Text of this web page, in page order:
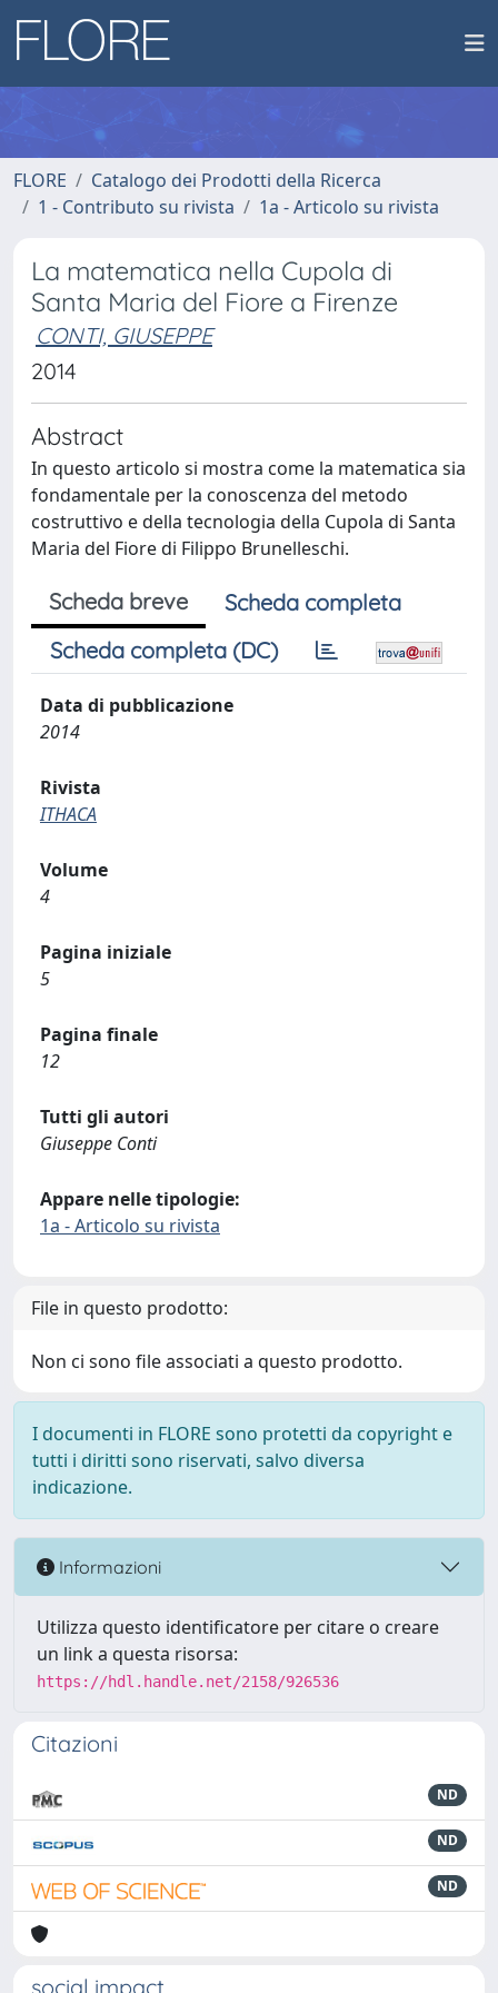
FLORE
Catalogo dei Prodotti della Ricerca
1 - Contributo su rivista
1a - Articolo su rivista
La matematica nella Cupola di
Santa Maria del Fiore a Firenze
CONTI, GIUSEPPE
2014
Abstract
In questo articolo si mostra come la matematica sia
fondamentale per la conoscenza del metodo
costruttivo e della tecnologia della Cupola di Santa
Maria del Fiore di Filippo Brunelleschi.
Scheda breve
Scheda completa
Scheda completa (DC)
Data di pubblicazione
2014
Rivista
ITHACA
Volume
4
Pagina iniziale
5
Pagina finale
12
Tutti gli autori
Giuseppe Conti
Appare nelle tipologie:
1a - Articolo su rivista
File in questo prodotto:
Non ci sono file associati a questo prodotto.
I documenti in FLORE sono protetti da copyright e
tutti i diritti sono riservati, salvo diversa
indicazione.
Informazioni
Utilizza questo identificatore per citare o creare
un link a questa risorsa:
https://hdl.handle.net/2158/926536
Citazioni
ND
ND
ND
social impact